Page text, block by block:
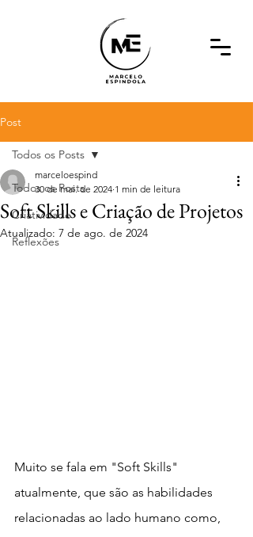
Post
Todos os Posts
Criatividade
Reflexões
Todos os Posts
Soft Skills e Criação de Projetos
marceloespind
30 de mai. de 2024 1 min de leitura
Atualizado: 7 de ago. de 2024
Muito se fala em "Soft Skills"
atualmente, que são as habilidades
relacionadas ao lado humano como,